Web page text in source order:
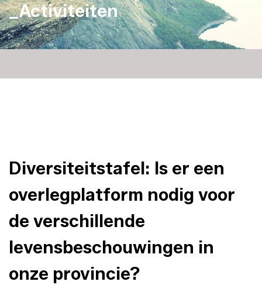
_Activiteiten
Diversiteitstafel: Is er een
overlegplatform nodig voor
de verschillende
levensbeschouwingen in
onze provincie?